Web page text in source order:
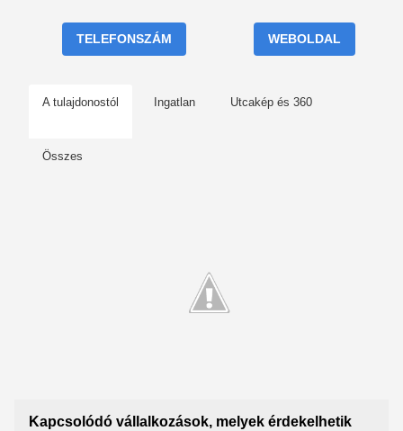
TELEFONSZÁM WEBOLDAL
A tulajdonostól Ingatlan Utcakép és 360
Összes
Kapcsolódó vállalkozások, melyek érdekelhetik